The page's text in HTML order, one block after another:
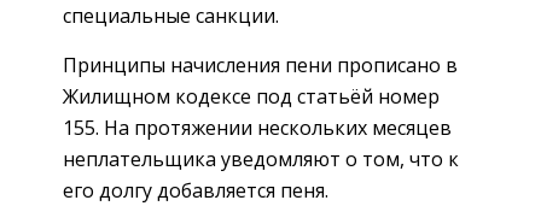
специальные санкции.
Принципы начисления пени прописано в
Жилищном кодексе под статьёй номер
155. На протяжении нескольких месяцев
неплательщика уведомляют о том, что к
его долгу добавляется пеня.